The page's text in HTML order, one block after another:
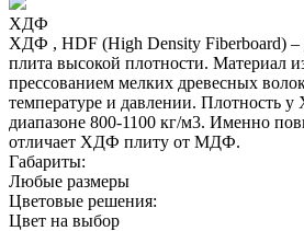
ХДФ
ХДФ , HDF (High Density Fiberboard) –
плита высокой плотности. Материал
прессованием мелких древесных
температуре и давлении. Плотность
диапазоне 800-1100 кг/м3. Именно
отличает ХДФ плиту от МДФ.
Габариты:
Любые размеры
Цветовые решения:
Цвет на выбор